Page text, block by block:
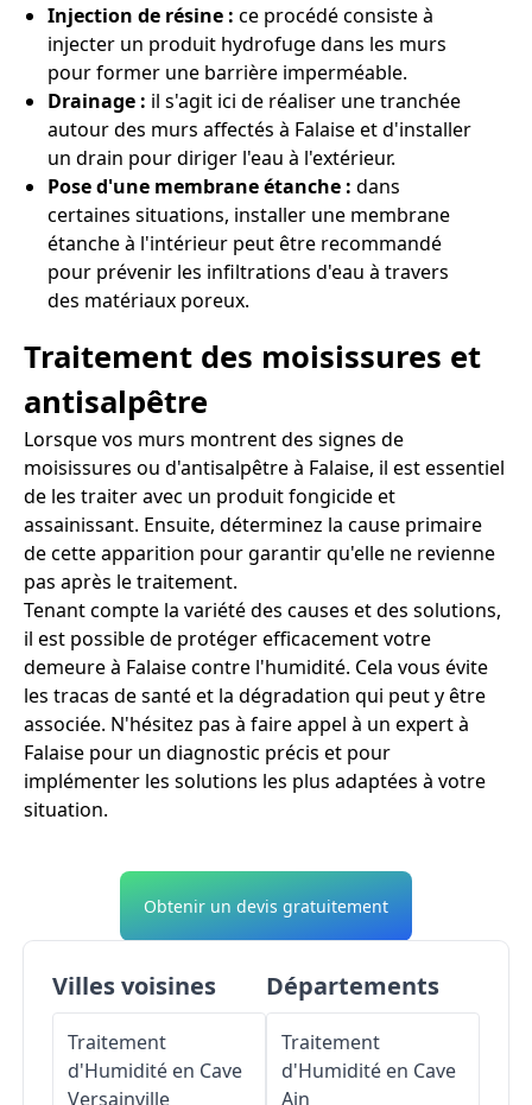
Injection de résine : ce procédé consiste à
injecter un produit hydrofuge dans les murs
pour former une barrière imperméable.
Drainage : il s'agit ici de réaliser une tranchée
autour des murs affectés à Falaise et d'installer
un drain pour diriger l'eau à l'extérieur.
Pose d'une membrane étanche : dans
certaines situations, installer une membrane
étanche à l'intérieur peut être recommandé
pour prévenir les infiltrations d'eau à travers
des matériaux poreux.
Traitement des moisissures et
antisalpêtre
Lorsque vos murs montrent des signes de
moisissures ou d'antisalpêtre à Falaise, il est essentiel
de les traiter avec un produit fongicide et
assainissant. Ensuite, déterminez la cause primaire
de cette apparition pour garantir qu'elle ne revienne
pas après le traitement.
Tenant compte la variété des causes et des solutions,
il est possible de protéger efficacement votre
demeure à Falaise contre l'humidité. Cela vous évite
les tracas de santé et la dégradation qui peut y être
associée. N'hésitez pas à faire appel à un expert à
Falaise pour un diagnostic précis et pour
implémenter les solutions les plus adaptées à votre
situation.
Obtenir un devis gratuitement
Villes voisines
Traitement
d'Humidité en Cave
Versainville
Départements
Traitement
d'Humidité en Cave
Ain